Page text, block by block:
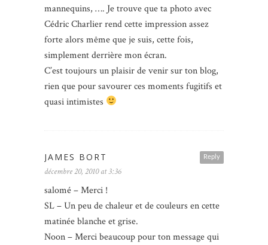
mannequins, …. Je trouve que ta photo avec
Cédric Charlier rend cette impression assez
forte alors même que je suis, cette fois,
simplement derrière mon écran.
C’est toujours un plaisir de venir sur ton blog,
rien que pour savourer ces moments fugitifs et
quasi intimistes
Reply
JAMES BORT
décembre 20, 2010 at 3:36
salomé – Merci !
SL – Un peu de chaleur et de couleurs en cette
matinée blanche et grise.
Noon – Merci beaucoup pour ton message qui